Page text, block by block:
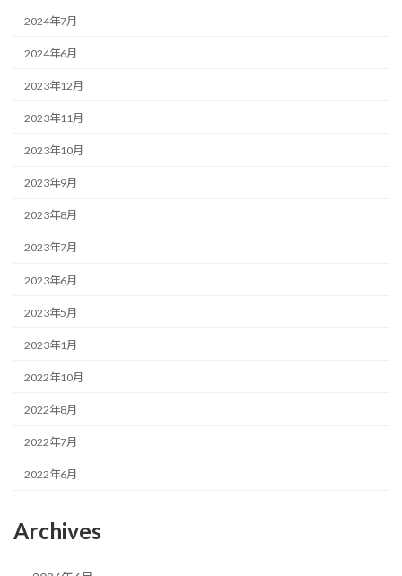
2024年7月
2024年6月
2023年12月
2023年11月
2023年10月
2023年9月
2023年8月
2023年7月
2023年6月
2023年5月
2023年1月
2022年10月
2022年8月
2022年7月
2022年6月
Archives